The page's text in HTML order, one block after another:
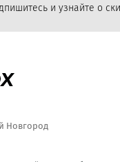
и узнайте о
Новгород